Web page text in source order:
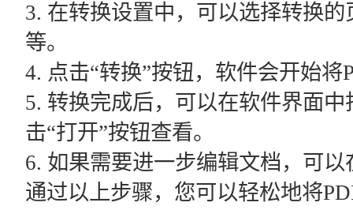
3. 在转换设置中，可以选择转换
等。
4. 点击“转换”按钮，软件会开始将
5. 转换完成后，可以在软件界面
击“打开”按钮查看。
6. 如果需要进一步编辑文档，可以
通过以上步骤，您可以轻松地将